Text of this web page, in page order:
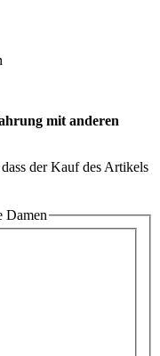
mit anderen
der Kauf des Artikels
Damen